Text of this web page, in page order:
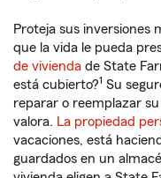
Proteja sus inversiones
que la vida le pueda
de vivienda de State
está cubierto?1 Su
reparar o reemplazar
valora. La propiedad
vacaciones, está
guardados en un